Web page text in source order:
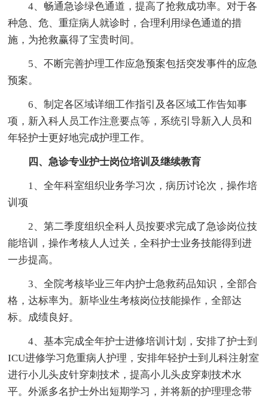
4、畅通急诊绿色通道，提高了抢救成功率。对于各
种急、危、重症病人就诊时，合理利用绿色通道的措
施，为抢救赢得了宝贵时间。
5、不断完善护理工作应急预案包括突发事件的应急
预案。
6、制定各区域详细工作指引及各区域工作告知事
项，新入科人员工作注意要点等，系统引导新入人员和
年轻护士更好地完成护理工作。
四、急诊专业护士岗位培训及继续教育
1、全年科室组织业务学习次，病历讨论次，操作培
训项
2、第二季度组织全科人员按要求完成了急诊岗位技
能培训，操作考核人人过关，全科护士业务技能得到进
一步提高。
3、全院考核毕业三年内护士急救药品知识，全部合
格，达标率为。新毕业生考核岗位技能操作，全部达
标。成绩良好。
4、基本完成全年护士进修培训计划，安排了护士到
ICU进修学习危重病人护理，安排年轻护士到儿科注射室
进行小儿头皮针穿刺技术，提高小儿头皮穿刺技术水
平。外派多名护士外出短期学习，并将新的护理理念带